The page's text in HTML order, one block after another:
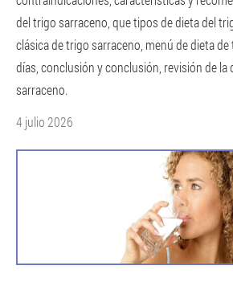
del trigo sarraceno, que tipos de dieta del
clásica de trigo sarraceno, menú de dieta
días, conclusión y conclusión, revisión de la
sarraceno.
4 julio 2026